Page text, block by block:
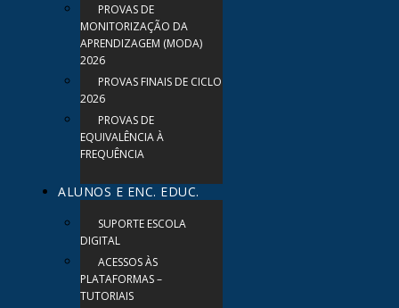
PROVAS DE
MONITORIZAÇÃO DA
APRENDIZAGEM (MODA)
2026
PROVAS FINAIS DE CICLO
2026
PROVAS DE
EQUIVALÊNCIA À
FREQUÊNCIA
ALUNOS E ENC. EDUC.
SUPORTE ESCOLA
DIGITAL
ACESSOS ÀS
PLATAFORMAS –
TUTORIAIS